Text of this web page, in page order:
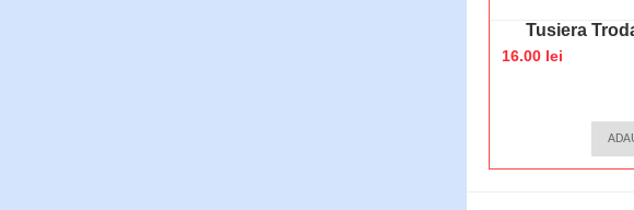
Tusiera
16.00 lei